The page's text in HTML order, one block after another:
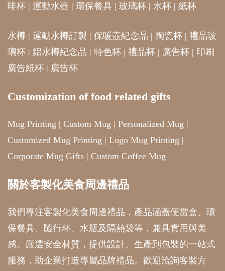
啡杯 | 運動水壺 | 環保餐具 | 玻璃杯 | 水杯 | 紙杯
水樽 | 運動水樽訂製 | 保暖壺紀念品 | 陶瓷杯 | 禮品玻
璃杯 | 鋁水樽紀念品 | 特色杯 | 禮品杯 | 廣告杯 | 印刷
廣告紙杯 | 廣告杯
Customization of food related gifts
Mug Printing | Custom Mug | Personalized Mug |
Customized Mug Printing | Logo Mug Printing |
Corporate Mug Gifts | Custom Coffee Mug
關於客製化美食周邊禮品
我們專注客製化美食周邊禮品，產品涵蓋便當盒、環
保餐具、隨行杯、水瓶及隔熱袋等，兼具實用與美
感。嚴選安全材質，提供設計、生產到包裝的一站式
服務，助企業打造專屬品牌禮品。歡迎洽詢客製方